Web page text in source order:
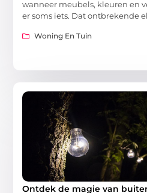
wanneer meubels, kleuren en
er soms iets. Dat ontbrekende
Woning En Tuin
Ontdek de magie van